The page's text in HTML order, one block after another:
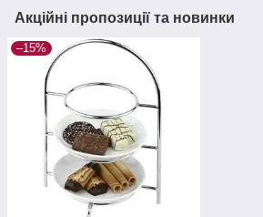
Акційні пропозиції та новинки
–15%